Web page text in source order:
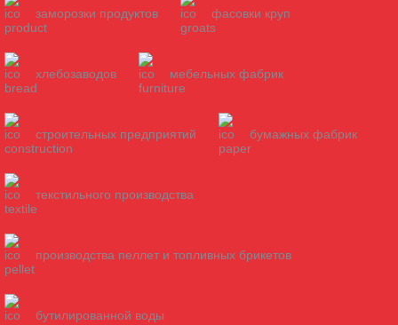
заморозки продуктов фасовки круп
хлебозаводов мебельных фабрик
строительных предприятий бумажных фабрик
текстильного производства
производства пеллет и топливных брикетов
бутилированной воды